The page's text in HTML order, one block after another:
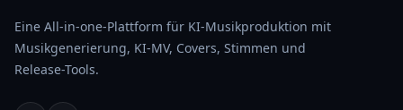
Eine All-in-one-Plattform für KI-Musikproduktion mit
Musikgenerierung, KI-MV, Covers, Stimmen und
Release-Tools.